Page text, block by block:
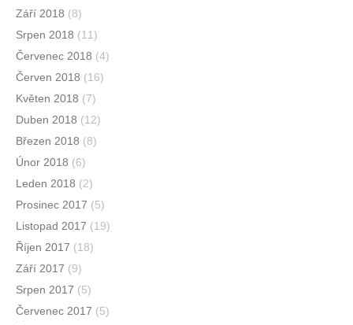
Září 2018 (8)
Srpen 2018 (11)
Červenec 2018 (4)
Červen 2018 (16)
Květen 2018 (7)
Duben 2018 (12)
Březen 2018 (8)
Únor 2018 (6)
Leden 2018 (2)
Prosinec 2017 (5)
Listopad 2017 (19)
Říjen 2017 (18)
Září 2017 (9)
Srpen 2017 (5)
Červenec 2017 (5)